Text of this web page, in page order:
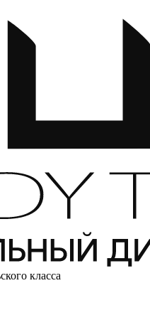
класса